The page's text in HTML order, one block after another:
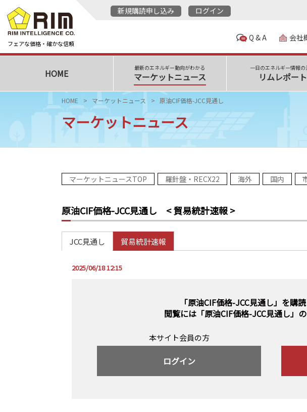
フェアな価格・確かな信頼
新規購読申し込み ログイン
Q & A 会社
HOME 最新のエネルギー動向がわかる
マーケットニュース
一日のエネルギー情報の
リムレポート
HOME マーケットニュース 原油CIF価格-JCC見通し
マーケットニュース
マーケットニュースTOP 羅針盤・RECX22 海外 国内
原油CIF価格-JCC見通し < 貿易統計速報 >
JCC見通し 貿易統計速報
2025/06/18 12:15
「原油CIF価格-JCC見通し」を購
閲覧には 「原油CIF価格-JCC見通し」
本サイト会員の方
ログイン